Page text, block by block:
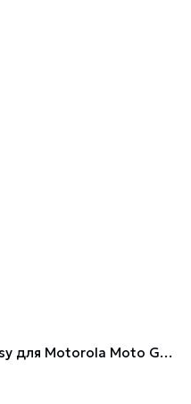
Кожаный чехол-книжка Classy для Motorola Moto G24 / G04 / E14 Blue